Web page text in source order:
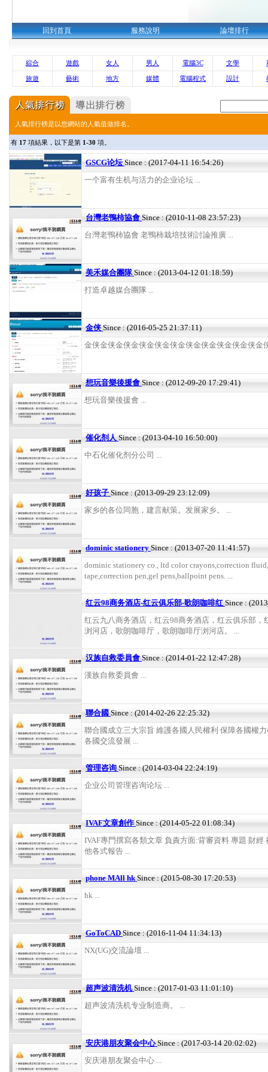
回到首頁 服務說明 論壇排行
綜合 遊戲 女人 男人 電腦3C 文學
旅遊 藝術 地方 媒體 電腦程式 設計
人氣排行榜是以您網站的人氣值做排名。
有 17 項結果，以下是第 1-30 項。
GSCG论坛Since : (2017-04-11 16:54:26)
一个富有生机与活力的企业论坛 ...
台灣老鴨柿協會 Since : (2010-11-08 23:57:23)
台灣老鴨柿協會 老鴨柿栽培技術討論推廣 ...
美禾媒合團隊Since : (2013-04-12 01:18:59)
打造卓越媒合團隊 ...
金侠Since : (2016-05-25 21:37:11)
金侠金侠金侠金侠金侠金侠金侠金侠金侠金侠金侠金
想玩音樂後援會 Since : (2012-09-20 17:29:41)
想玩音樂後援會 ...
催化剂人 Since : (2013-04-10 16:50:00)
中石化催化剂分公司 ...
好孩子 Since : (2013-09-29 23:12:09)
家乡的各位同胞，建言献策。发展家乡。 ...
dominic stationery Since : (2013-07-20 11:41:57)
dominic stationery co., ltd color crayons,correction
tape,correction pen,gel pens,ballpoint pens. ...
红云98商务酒店-红云俱乐部-歌朗咖啡红Since :
红云九八商务酒店，红云98商务酒店，红云俱乐部，
浏河店，歌朗咖啡厅，歌朗咖啡厅浏河店。 ...
汉族自救委員會 Since : (2014-01-22 12:47:28)
漢族自救委員會 ...
聯合國 Since : (2014-02-26 22:25:32)
聯合國成立三大宗旨 維護各國人民權利 保障各國權
各國交流發展 ...
管理咨询 Since : (2014-03-04 22:24:19)
企业公司管理咨询论坛 ...
IVAF文章創作 Since : (2014-05-22 01:08:34)
IVAF專門撰寫各類文章 負責方面:背審資料 專題 財經
他各式報告 ...
phone MAll hkSince : (2015-08-30 17:20:53)
hk ...
GoToCAD Since : (2016-11-04 11:34:13)
NX(UG)交流論壇 ...
超声波清洗机Since : (2017-01-03 11:01:10)
超声波清洗机专业制造商。 ...
安庆港朋友聚会中心Since : (2017-03-14 20:02:02)
安庆港朋友聚会中心 ...